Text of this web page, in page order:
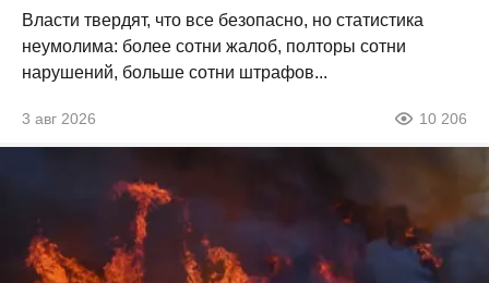
Власти твердят, что все безопасно, но статистика
неумолима: более сотни жалоб, полторы сотни
нарушений, больше сотни штрафов...
3 авг 2026 10 206